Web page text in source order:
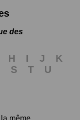
des
H I J
K
S T
U
même